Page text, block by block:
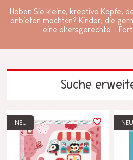
Haben Sie kleine, kreative Köpfe,
anbieten möchten? Kinder, die
eine altersgerechte...
Suche
Ausdenken, erfinden
NEU NEU